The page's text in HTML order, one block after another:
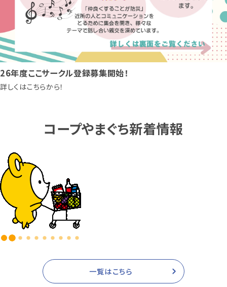
26年度ここサークル登録募集開始！
詳しくはこちらから！
コープやまぐち新着情報
一覧はこちら